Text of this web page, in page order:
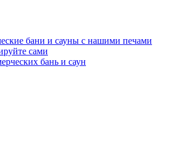
бани и сауны с нашими печами
сами
бань и саун